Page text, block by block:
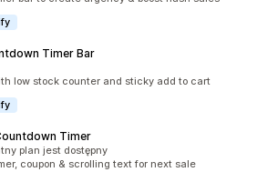
Timer Bar
80
low stock counter and sticky add to cart
Timer
119
plan jest dostępny
coupon & scrolling text for next sale